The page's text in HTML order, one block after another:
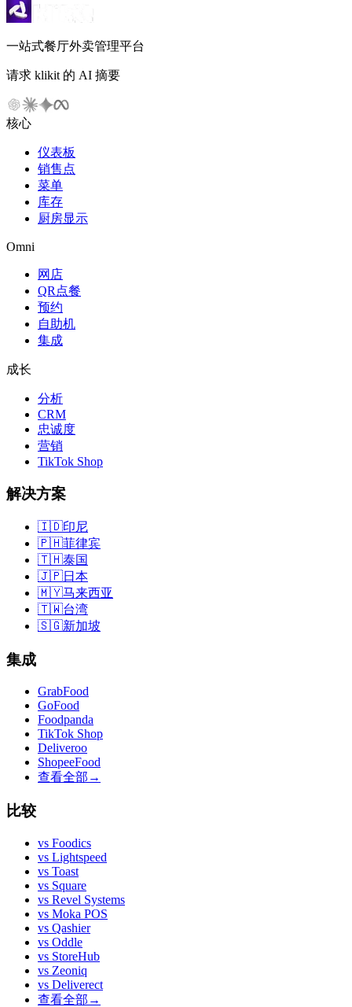
一站式餐厅外卖管理平台
请求 klikit 的 AI 摘要
核心
仪表板
销售点
菜单
库存
厨房显示
Omni
网店
QR点餐
预约
自助机
集成
成长
分析
CRM
忠诚度
营销
TikTok Shop
解决方案
🇮🇩印尼
🇵🇭菲律宾
🇹🇭泰国
🇯🇵日本
🇲🇾马来西亚
🇹🇼台湾
🇸🇬新加坡
集成
GrabFood
GoFood
Foodpanda
TikTok Shop
Deliveroo
ShopeeFood
查看全部 →
比较
vs Foodics
vs Lightspeed
vs Toast
vs Square
vs Revel Systems
vs Moka POS
vs Qashier
vs Oddle
vs StoreHub
vs Zeoniq
vs Deliverect
查看全部 →